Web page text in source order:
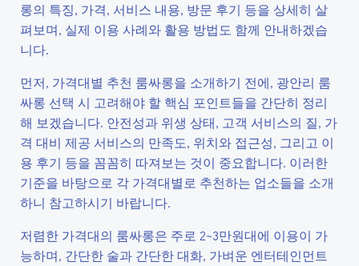
롱의 특징, 가격, 서비스 내용, 방문 후기 등을 상세히 살
펴보며, 실제 이용 사례와 활용 방법도 함께 안내하겠습
니다.
먼저, 가격대별 추천 룸싸롱을 소개하기 전에, 광안리 룸
싸롱 선택 시 고려해야 할 핵심 포인트들을 간단히 정리
해 보겠습니다. 안전성과 위생 상태, 고객 서비스의 질, 가
격 대비 제공 서비스의 만족도, 위치와 접근성, 그리고 이
용 후기 등을 꼼꼼히 따져보는 것이 중요합니다. 이러한
기준을 바탕으로 각 가격대별로 추천하는 업소들을 소개
하니 참고하시기 바랍니다.
저렴한 가격대의 룸싸롱은 주로 2~3만원대에 이용이 가
능하며, 간단한 술과 간단한 대화, 가벼운 엔터테인먼트